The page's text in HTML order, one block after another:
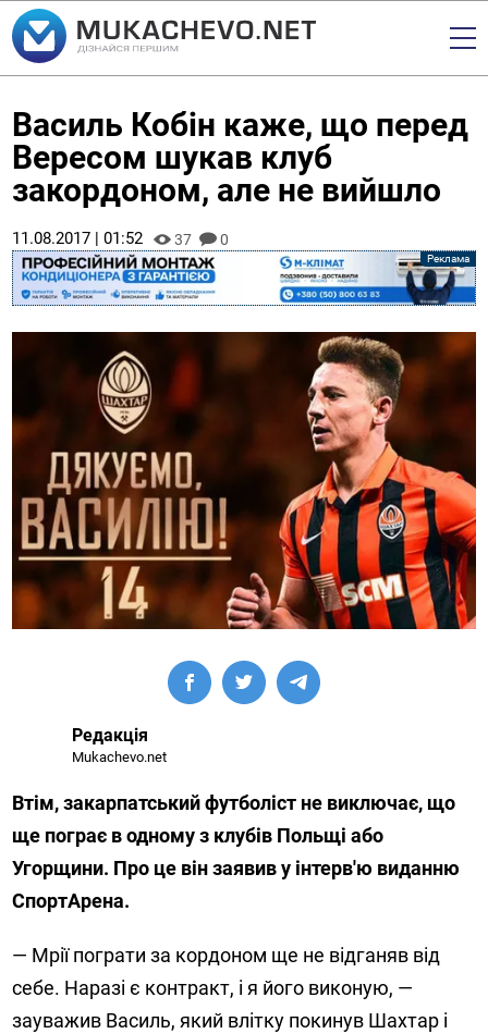
Василь Кобін каже, що перед
Вересом шукав клуб
закордоном, але не вийшло
11.08.2017 | 01:52 37 0
Редакція
Mukachevo.net
Втім, закарпатський футболіст не виключає, що
ще пограє в одному з клубів Польщі або
Угорщини. Про це він заявив у інтерв'ю виданню
СпортАрена.
— Мрії пограти за кордоном ще не відганяв від
себе. Наразі є контракт, і я його виконую, —
зауважив Василь, який влітку покинув Шахтар і